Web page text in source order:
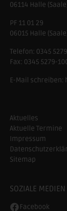
06114 Halle
PF 11 01 29
06015 Halle
Telefon: 0345
Fax: 0345 5279-
E-Mail schreiben:
Aktuelles
Aktuelle Termine
Impressum
Sitemap
SOZIALE MEDIEN
Facebook